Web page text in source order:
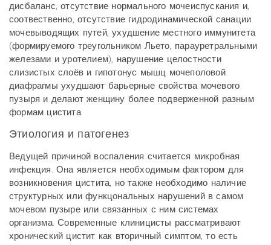
дисбаланс, отсутствие нормального мочеиспускания и,
соотвественно, отсутствие гидродинамической санации
мочевыводящих путей, ухудшение местного иммунитета
(формируемого треугольником Льето, парауретральными
железами и уротелием), нарушение целостности
слизистых слоёв и гипотонус мышц мочеполовой
диафрагмы ухудшают барьерные свойства мочевого
пузыря и делают женщину более подверженной разным
формам цистита.
Этиология и патогенез
Ведущей причиной воспаления считается микробная
инфекция. Она является необходимым фактором для
возникновения цистита, но также необходимо наличие
структурных или функцональных нарушений в самом
мочевом пузыре или связанных с ним системах
организма. Современные клиницисты рассматривают
хронический цистит как вторичный симптом, то есть